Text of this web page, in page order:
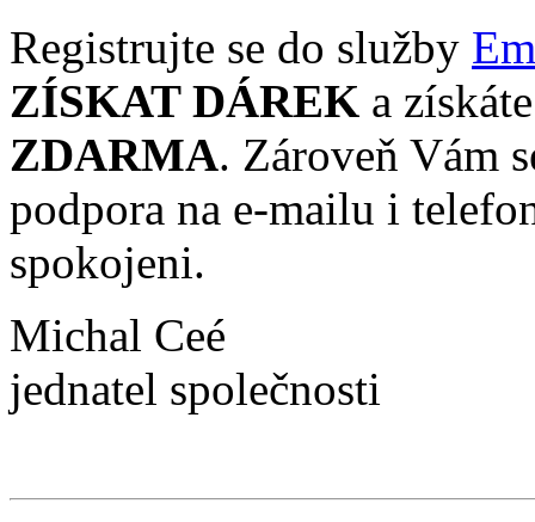
Registrujte se do služby
ZÍSKAT DÁREK a
ZDARMA. Zároveň Vám
podpora na e-mailu i
spokojeni.
Michal Ceé
jednatel společnosti